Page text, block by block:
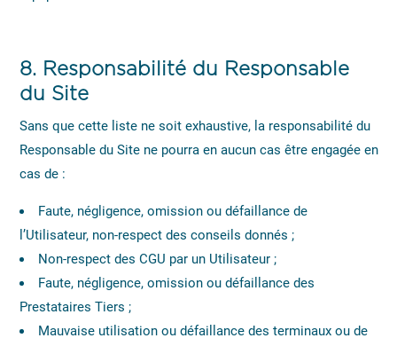
8. Responsabilité du Responsable
du Site
Sans que cette liste ne soit exhaustive, la responsabilité du
Responsable du Site ne pourra en aucun cas être engagée en
cas de :
Faute, négligence, omission ou défaillance de
l’Utilisateur, non-respect des conseils donnés ;
Non-respect des CGU par un Utilisateur ;
Faute, négligence, omission ou défaillance des
Prestataires Tiers ;
Mauvaise utilisation ou défaillance des terminaux ou de